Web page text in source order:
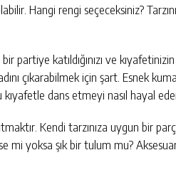
Hangi rengi seçeceksiniz?
partiye katıldığınızı ve
çıkarabilmek için şart. Esnek
dans etmeyi nasıl hayal
Kendi tarzınıza uygun bir
mi yoksa şık bir tulum mu?